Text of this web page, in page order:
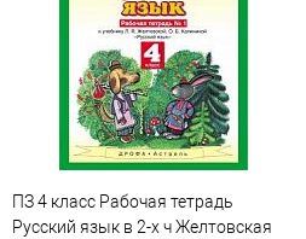
В избранное
В наличии
ПЗ 4 класс Рабочая тетрадь
Русский язык в 2-х ч Желтовская